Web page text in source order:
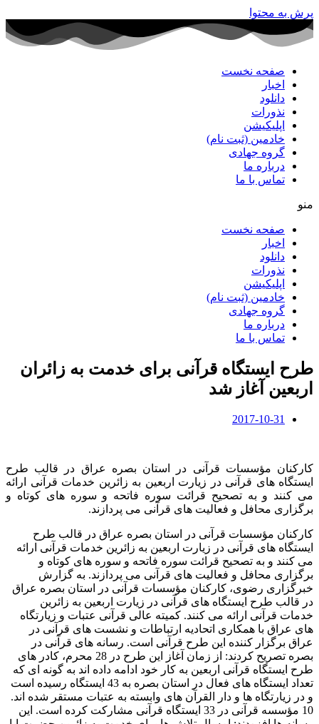
پرش به محتوا
صفحه نخست
اخبار
دانلود
نذورات
اپلیکیشن
خادمین (ثبت نام)
گروه جهادی
درباره ما
تماس با ما
منو
صفحه نخست
اخبار
دانلود
نذورات
اپلیکیشن
خادمین (ثبت نام)
گروه جهادی
درباره ما
تماس با ما
طرح ایستگاه قرآنی برای خدمت به زائران
اربعین آغاز شد
2017-10-31
کارکنان مؤسسات قرآنی در استان بصره عراق در قالب طرح
ایستگاه های قرآنی در زیارت اربعین به زائرین خدمات قرآنی ارائه
می کنند و به تصحیح قرائت سوره فاتحه و سوره های کوتاه و
برگزاری محافل و فعالیت های قرآنی می پردازند.
کارکنان مؤسسات قرآنی در استان بصره عراق در قالب طرح
ایستگاه های قرآنی در زیارت اربعین به زائرین خدمات قرآنی ارائه
می کنند و به تصحیح قرائت سوره فاتحه و سوره های کوتاه و
برگزاری محافل و فعالیت های قرآنی می پردازند. به گزارش
خبرگزاری رضوی، کارکنان مؤسسات قرآنی در استان بصره عراق
در قالب طرح ایستگاه های قرآنی در زیارت اربعین به زائرین
خدمات قرآنی ارائه می کنند. کمیته عالی قرآنی عتبات و زیارتگاه
های عراق با همکاری اتحادیه ارتباطات و نشست های قرآنی در
عراق برگزار کننده این طرح قرآنی است. رسانه های قرآنی در
بصره تصریح کردند: از زمان آغاز این طرح در 28 محرم، کادر های
طرح ایستگاه قرآنی اربعین به کار خود ادامه داده اند به گونه ای که
تعداد ایستگاه های فعال در استان بصره به 43 ایستگاه رسیده است
و در زیارتگاه ها و دار القرآن های وابسته به عتبات مستقر شده اند.
10 مؤسسه قرآنی در 33 ایستگاه قرآنی مشارکت کرده است. این